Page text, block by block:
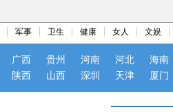
军事 卫生 健康 女人 文娱
广西 贵州 河南 河北 海南
陕西 山西 深圳 天津 厦门